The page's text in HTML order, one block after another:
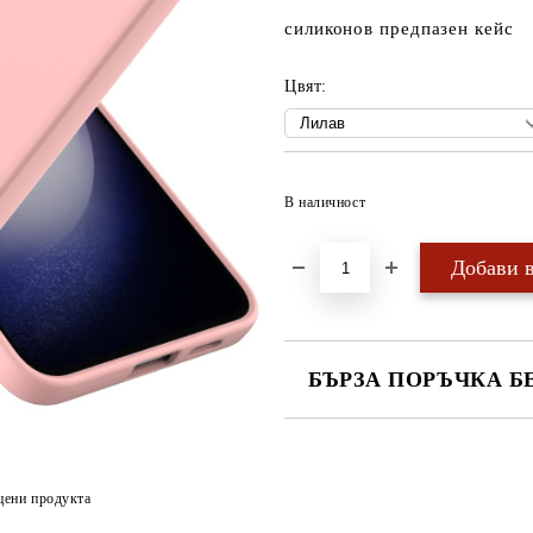
силиконов предпазен кейс
Цвят:
В наличност
БЪРЗА ПОРЪЧКА
продукта